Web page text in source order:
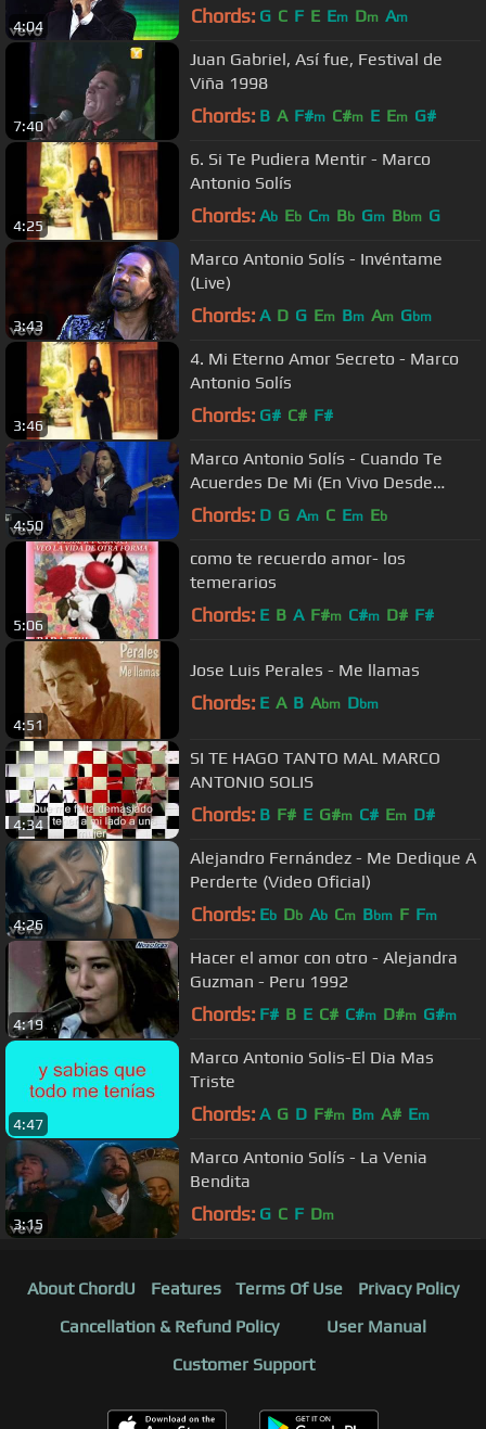
4:04 Chords: G C F E Em Dm Am
7:40
Juan Gabriel, Así fue, Festival de
Viña 1998
Chords: B A F#m C#m E Em G#
4:25
6. Si Te Pudiera Mentir - Marco
Antonio Solís
Chords: Ab Eb Cm Bb Gm Bbm G
3:43
Marco Antonio Solís - Invéntame
(Live)
Chords: A D G Em Bm Am Gbm
3:46
4. Mi Eterno Amor Secreto - Marco
Antonio Solís
Chords: G# C# F#
4:50
Marco Antonio Solís - Cuando Te
Acuerdes De Mi (En Vivo Desde
Buenos Aires)
Chords: D G Am C Em Eb
5:06
como te recuerdo amor- los
temerarios
Chords: E B A F#m C#m D# F#
4:51
Jose Luis Perales - Me llamas
Chords: E A B Abm Dbm
4:34
SI TE HAGO TANTO MAL MARCO
ANTONIO SOLIS
Chords: B F# E G#m C# Em D#
4:26
Alejandro Fernández - Me Dedique A
Perderte (Video Oficial)
Chords: Eb Db Ab Cm Bbm F Fm
4:19
Hacer el amor con otro - Alejandra
Guzman - Peru 1992
Chords: F# B E C# C#m D#m G#m
4:47
Marco Antonio Solis-El Dia Mas
Triste
Chords: A G D F#m Bm A# Em
3:15
Marco Antonio Solís - La Venia
Bendita
Chords: G C F Dm
About ChordU Features Terms Of Use
Privacy Policy
Cancellation & Refund Policy
User Manual
Customer Support